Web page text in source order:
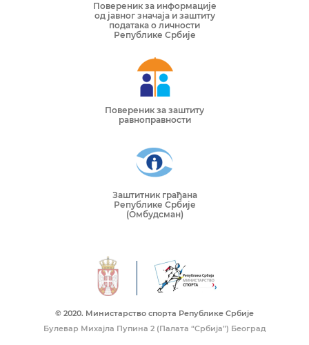
Повереник за информације
од јавног значаја и заштиту
података о личности
Републике Србије
Повереник за заштиту
равноправности
Заштитник грађана
Републике Србије
(Омбудсман)
© 2020. Mинистарство спорта Републике Србије
Булевар Михајла Пупина 2 (Палата “Србија”) Београд